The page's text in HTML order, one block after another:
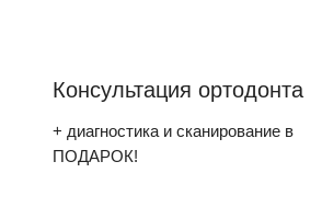
Консультация ортодонта
+ диагностика и сканирование в
ПОДАРОК!